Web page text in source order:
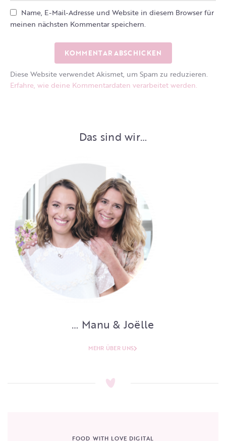
Name, E-Mail-Adresse und Website in diesem Browser für
meinen nächsten Kommentar speichern.
Diese Website verwendet Akismet, um Spam zu reduzieren.
Erfahre, wie deine Kommentardaten verarbeitet werden.
Das sind wir…
… Manu & Joëlle
MEHR ÜBER UNS
FOOD WITH LOVE DIGITAL